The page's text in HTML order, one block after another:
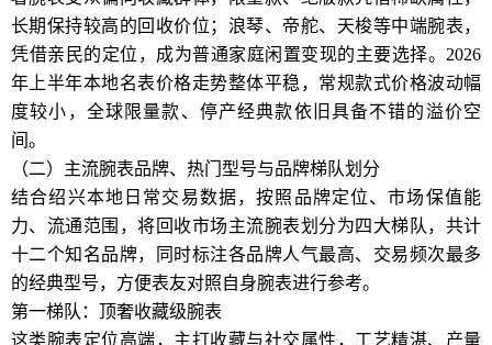
长期保持较高的回收价位；浪琴、帝舵、天梭等中端腕表，
凭借亲民的定位，成为普通家庭闲置变现的主要选择。2026
年上半年本地名表价格走势整体平稳，常规款式价格波动幅
度较小，全球限量款、停产经典款依旧具备不错的溢价空
间。
（二）主流腕表品牌、热门型号与品牌梯队划分
结合绍兴本地日常交易数据，按照品牌定位、市场保值能
力、流通范围，将回收市场主流腕表划分为四大梯队，共计
十二个知名品牌，同时标注各品牌人气最高、交易频次最多
的经典型号，方便表友对照自身腕表进行参考。
第一梯队：顶奢收藏级腕表
这类腕表定位高端，主打收藏与社交属性，工艺精湛、产量